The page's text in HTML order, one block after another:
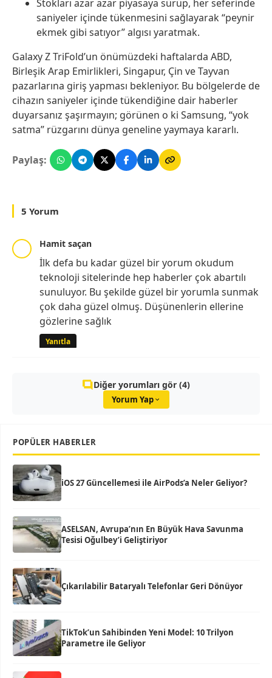
Stokları azar azar piyasaya sürüp, her seferinde
saniyeler içinde tükenmesini sağlayarak “peynir
ekmek gibi satıyor” algısı yaratmak.
Galaxy Z TriFold’un önümüzdeki haftalarda ABD,
Birleşik Arap Emirlikleri, Singapur, Çin ve Tayvan
pazarlarına giriş yapması bekleniyor. Bu bölgelerde de
cihazın saniyeler içinde tükendiğine dair haberler
duyarsanız şaşırmayın; görünen o ki Samsung, “yok
satma” rüzgarını dünya geneline yaymaya kararlı.
Paylaş:
5 Yorum
Hamit saçan
İlk defa bu kadar güzel bir yorum okudum
teknoloji sitelerinde hep haberler çok abartılı
sunuluyor. Bu şekilde güzel bir yorumla sunmak
çok daha güzel olmuş. Düşünenlerin ellerine
gözlerine sağlık
Yanıtla
Diğer yorumları gör (4)
Yorum Yap
POPÜLER HABERLER
iOS 27 Güncellemesi ile AirPods’a Neler Geliyor?
ASELSAN, Avrupa’nın En Büyük Hava Savunma
Tesisi Oğulbey’i Geliştiriyor
Çıkarılabilir Bataryalı Telefonlar Geri Dönüyor
TikTok’un Sahibinden Yeni Model: 10 Trilyon
Parametre ile Geliyor